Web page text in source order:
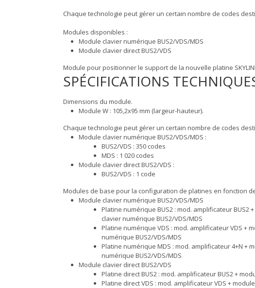
Chaque technologie peut gérer un certain nombre de codes
Modules disponibles :
Module clavier numérique BUS2/VDS/MDS
Module clavier direct BUS2/VDS
Module pour positionner le support de la nouvelle platine
SPÉCIFICATIONS
Dimensions du module.
Module W : 105,2x95 mm (largeur-hauteur).
Chaque technologie peut gérer un certain nombre de codes
Module clavier numérique BUS2/VDS/MDS :
BUS2/VDS : 350 codes
MDS : 1 020 codes
Module clavier direct BUS2/VDS :
BUS2/VDS : 1 code
Modules de base pour la configuration de platines en fonction
Module clavier numérique BUS2/VDS/MDS
Platine numérique BUS2 : mod. amplificateur BUS2
clavier numérique BUS2/VDS/MDS
Platine numérique VDS : mod. amplificateur VDS +
numérique BUS2/VDS/MDS
Platine numérique MDS : mod. amplificateur 4+N +
numérique BUS2/VDS/MDS
Module clavier direct BUS2/VDS
Platine direct BUS2 : mod. amplificateur BUS2 +
Platine direct VDS : mod. amplificateur VDS +